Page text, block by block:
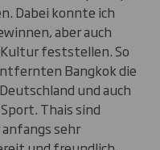
Dabei konnte ich
aber auch
feststellen. So
Bangkok die
und auch
Thais sind
sehr